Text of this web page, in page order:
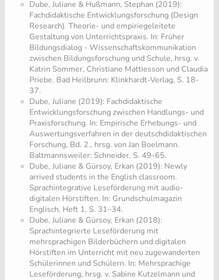
Dube, Juliane & Hußmann, Stephan (2019):
Fachdidaktische Entwicklungsforschung (Design
Research). Theorie- und empiriegeleitete
Gestaltung von Unterrichtspraxis. In: Früher
Bildungsdialog - Wissenschaftskommunikation
zwischen Bildungsforschung und Schule, hrsg. v.
Katrin Sommer, Christiane Mattiesson und Claudia
Priebe. Bad Heilbrunn: Klinkhardt-Verlag, S. 18-
37.
Dube, Juliane (2019): Fachdidaktische
Entwicklungsforschung zwischen Handlungs- und
Praxisforschung. In: Empirische Erhebungs- und
Auswertungsverfahren in der deutschdidaktischen
Forschung, Bd. 2., hrsg. von Jan Boelmann.
Baltmannsweiler: Schneider, S. 49-65.
Dube, Juliane & Gürsoy, Erkan (2019): Newly
arrived students in the English classroom.
Sprachintegrative Leseförderung mit audio-
digitalen Hörstiften. In: Grundschulmagazin
Englisch, Heft 1, S. 31–34.
Dube, Juliane & Gürsoy, Erkan (2018):
Sprachintegrierte Leseförderung mit
mehrsprachigen Bilderbüchern und digitalen
Hörstiften im Unterricht mit neu zugewanderten
Schülerinnen und Schülern. In: Mehrsprachige
Leseförderung, hrsg. v. Sabine Kutzelmann und